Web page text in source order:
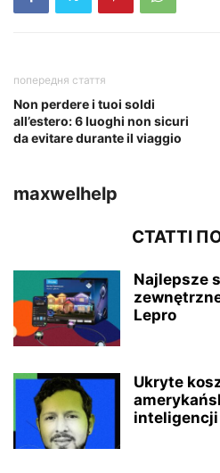
попередня стаття
Non perdere i tuoi soldi
all’estero: 6 luoghi non sicuri
da evitare durante il viaggio
maxwelhelp
СТАТТІ
Najlepsze
Lepro
Ukryte
inteligencji